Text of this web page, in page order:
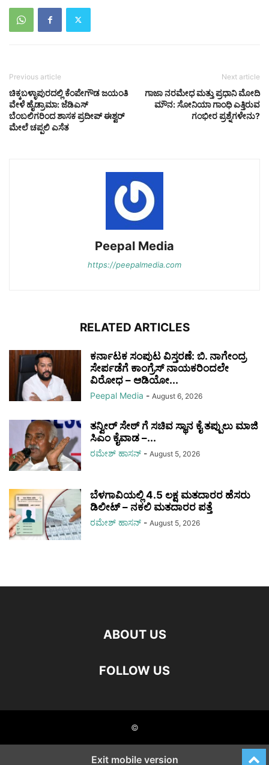
Previous article
ಚಿಕ್ಕಬಳ್ಳಾಪುರದಲ್ಲಿ ಕೆಂಪೇಗೌಡ ಜಯಂತಿ
ವೇಳೆ ಹೈಡ್ರಾಮಾ: ಜೆಡಿಎಸ್‌
ಬೆಂಬಲಿಗರಿಂದ ಶಾಸಕ ಪ್ರದೀಪ್ ಈಶ್ವರ್
ಮೇಲೆ ಚಪ್ಪಲಿ ಎಸೆತ
Next article
ಗಾಜಾ ನರಮೇಧ ಮತ್ತು ಪ್ರಧಾನಿ ಮೋದಿ
ಮೌನ: ಸೋನಿಯಾ ಗಾಂಧಿ ಎತ್ತಿರುವ
ಗಂಭೀರ ಪ್ರಶ್ನೆಗಳೇನು?
Peepal Media
https://peepalmedia.com
RELATED ARTICLES
ಕರ್ನಾಟಕ ಸಂಪುಟ ವಿಸ್ತರಣೆ: ಬಿ. ನಾಗೇಂದ್ರ
ಸೇರ್ಪಡೆಗೆ ಕಾಂಗ್ರೆಸ್ ನಾಯಕರಿಂದಲೇ
ವಿರೋಧ – ಆಡಿಯೋ...
Peepal Media - August 6, 2026
ತನ್ವೀರ್ ಸೇಠ್ ಗೆ ಸಚಿವ ಸ್ಥಾನ ಕೈ ತಪ್ಪುಲು ಮಾಜಿ
ಸಿಎಂ ಕೈವಾಡ –...
ರಮೇಶ್‌ ಹಾಸನ್‌ - August 5, 2026
ಬೆಳಗಾವಿಯಲ್ಲಿ 4.5 ಲಕ್ಷ ಮತದಾರರ ಹೆಸರು
ಡಿಲೀಟ್ – ನಕಲಿ ಮತದಾರರ ಪತ್ತೆ
ರಮೇಶ್‌ ಹಾಸನ್‌ - August 5, 2026
ABOUT US
FOLLOW US
©
Exit mobile version